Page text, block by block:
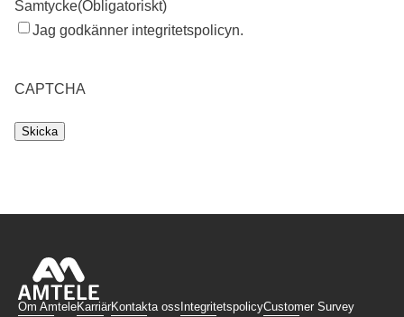
Samtycke(Obligatoriskt)
Jag godkänner integritetspolicyn.
CAPTCHA
Om AmteleKarriärKontakta oss IntegritetspolicyCustomer Survey